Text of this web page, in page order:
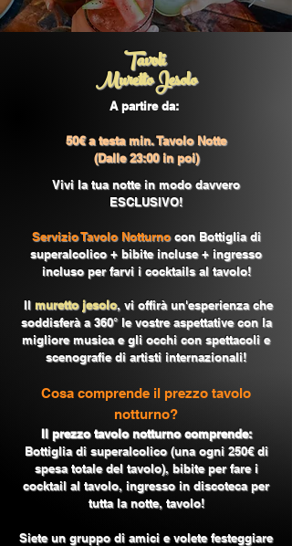
Tavoli
Muretto Jesolo
A partire da:
50€ a testa min. Tavolo Notte
(Dalle 23:00 in poi)
Vivi la tua notte in modo davvero
ESCLUSIVO!
Servizio Tavolo Notturnocon Bottiglia di
superalcolico + bibite incluse + ingresso
incluso per farvi i cocktails al tavolo!
Il muretto jesolo, vi offirà un'esperienza che
soddisferà a 360° le vostre aspettative con la
migliore musica e gli occhi con spettacoli e
scenografie di artisti internazionali!
Cosa comprende il prezzo tavolo
notturno?
Il prezzo tavolo notturno comprende:
Bottiglia di superalcolico (una ogni 250€ di
spesa totale del tavolo), bibite per fare i
cocktail al tavolo, ingresso in discoteca per
tutta la notte, tavolo!
Siete un gruppo di amici e volete festeggiare